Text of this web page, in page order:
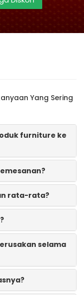
Yang Sering
furniture ke
rata-rata?
selama